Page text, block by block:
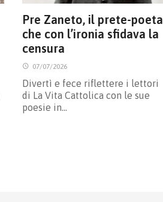
Pre Zaneto, il prete-poeta
che con l’ironia sfidava la
censura
07/07/2026
Divertì e fece riflettere i lettori
di La Vita Cattolica con le sue
poesie in…